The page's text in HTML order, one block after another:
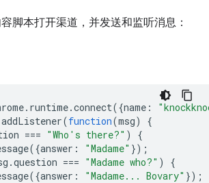
脚本打开渠道，并发送和监听消息：
. runtime.connect({name :
addListener(function(msg)
{
=== "Who's there?" )
{
({answer : "Madame" });
.question === "Madame who?" )
{
({answer : "Madame... Bovary" });